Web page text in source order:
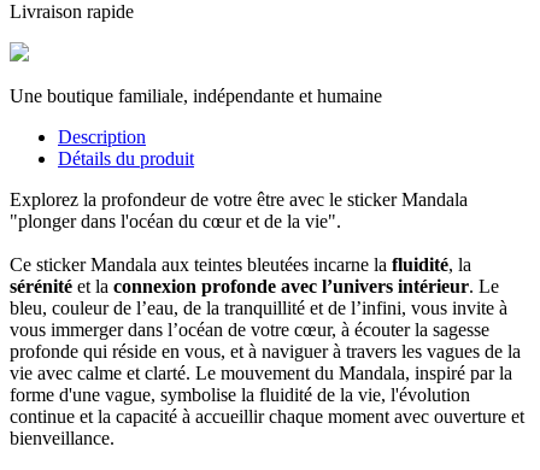
Livraison rapide
Une boutique familiale, indépendante et humaine
Description
Détails du produit
Explorez la profondeur de votre être avec le sticker Mandala
"plonger dans l'océan du cœur et de la vie".
Ce sticker Mandala aux teintes bleutées incarne la fluidité, la
sérénité et la connexion profonde avec l’univers intérieur. Le
bleu, couleur de l’eau, de la tranquillité et de l’infini, vous invite à
vous immerger dans l’océan de votre cœur, à écouter la sagesse
profonde qui réside en vous, et à naviguer à travers les vagues de la
vie avec calme et clarté. Le mouvement du Mandala, inspiré par la
forme d'une vague, symbolise la fluidité de la vie, l'évolution
continue et la capacité à accueillir chaque moment avec ouverture et
bienveillance.